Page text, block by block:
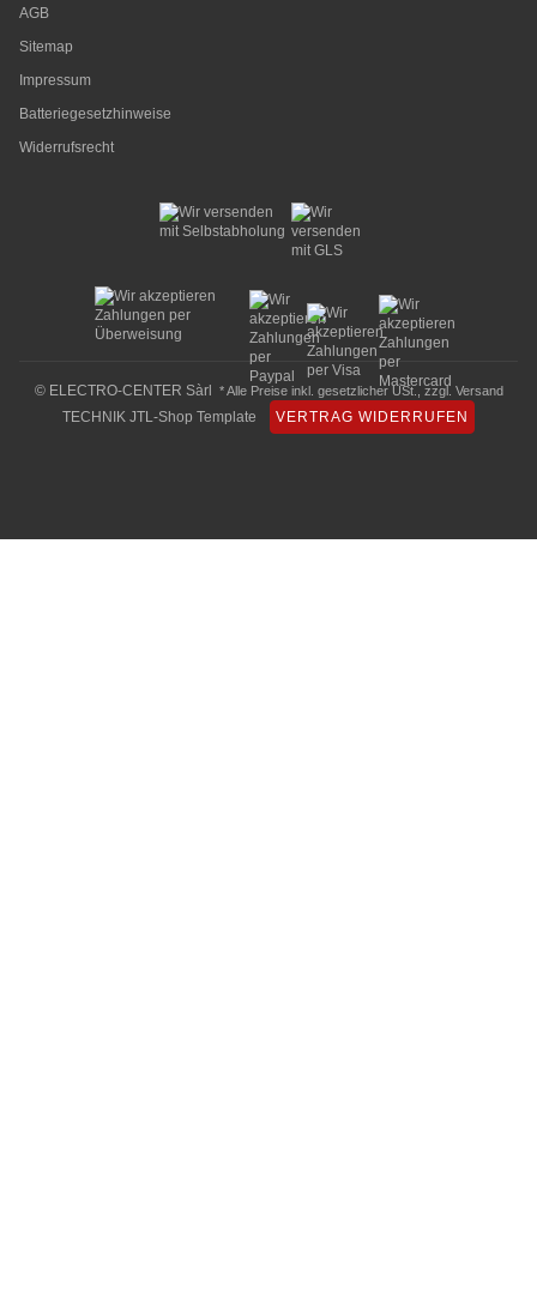
AGB
Sitemap
Impressum
Batteriegesetzhinweise
Widerrufsrecht
© ELECTRO-CENTER Sàrl * Alle Preise inkl. gesetzlicher USt., zzgl. Versand
TECHNIK JTL-Shop Template VERTRAG WIDERRUFEN